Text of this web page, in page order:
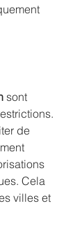
sont
de
Cela
villes et